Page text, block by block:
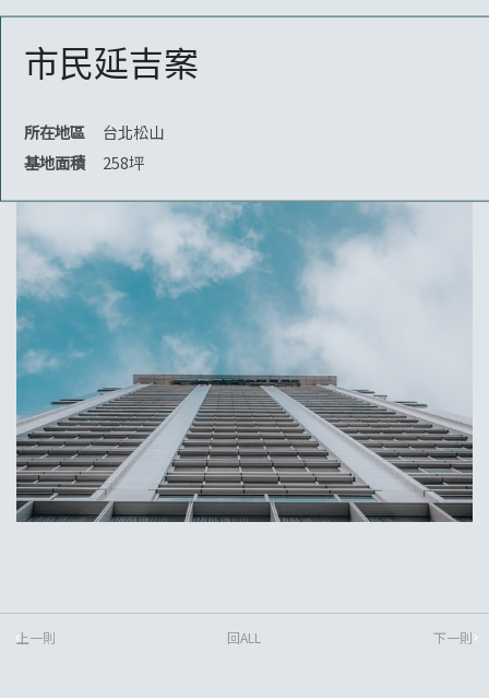
市民延吉案
所在地區
台北松山
基地面積
258坪
上一則 回ALL 下一則